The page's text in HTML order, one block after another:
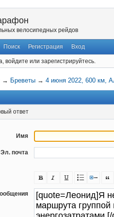
велосипедных рейдов
Поиск Регистрация Вход
войдите или зарегистрируйтесь.
→ Бреветы →4 июня 2022, 600 км,
ответ
Имя
Эл. почта